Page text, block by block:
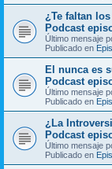
¿Te faltan
Podcast
Último mensaje
Publicado en
El nunca es
Podcast
Último mensaje
Publicado en
¿La
Podcast
Último mensaje
Publicado en